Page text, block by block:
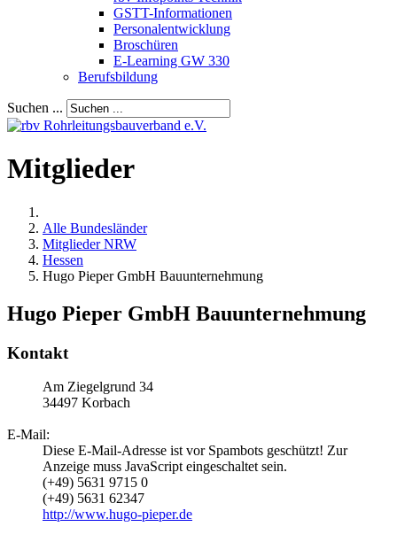
GSTT-Informationen
Personalentwicklung
Broschüren
E-Learning GW 330
Berufsbildung
Suchen ...
Mitglieder
Alle Bundesländer
Mitglieder NRW
Hessen
Hugo Pieper GmbH Bauunternehmung
Hugo Pieper GmbH Bauunternehmung
Kontakt
Am Ziegelgrund 34
34497 Korbach
E-Mail:
Diese E-Mail-Adresse ist vor Spambots geschützt! Zur
Anzeige muss JavaScript eingeschaltet sein.
(+49) 5631 9715 0
(+49) 5631 62347
http://www.hugo-pieper.de